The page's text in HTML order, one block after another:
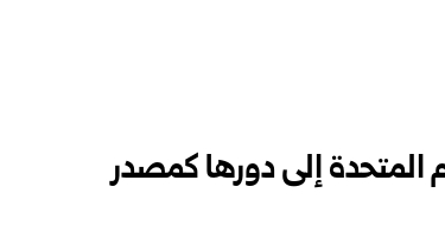
المتحدة إلى دورها كمصدر